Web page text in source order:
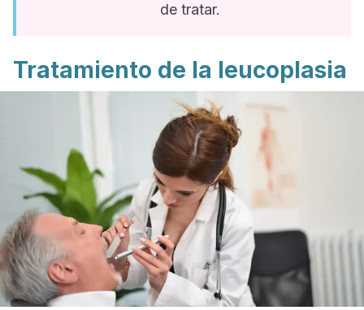
de tratar.
Tratamiento de la leucoplasia